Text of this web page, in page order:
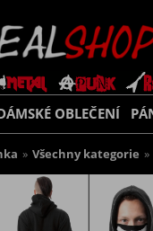
OBLEČENÍ
» Všechny kategorie »